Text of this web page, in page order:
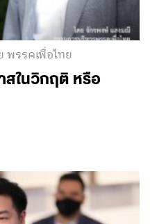
พรรคเพื่อไทย
ในวิกฤติ หรือ